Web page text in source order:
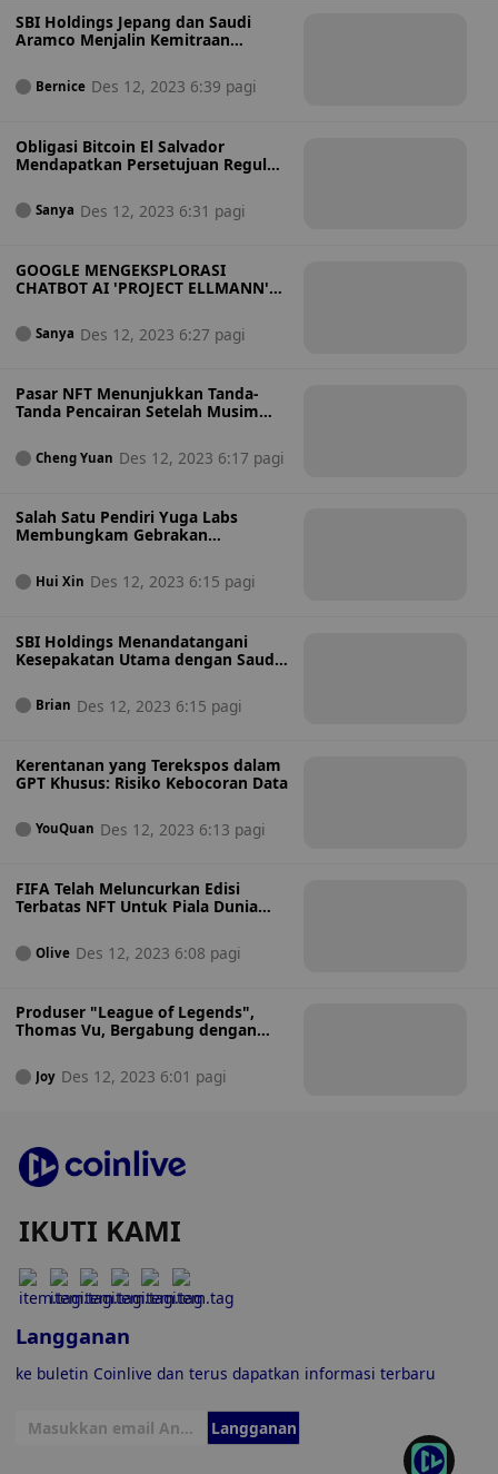
SBI Holdings Jepang dan Saudi
Aramco Menjalin Kemitraan
Bernice Des 12, 2023 6:39 pagi
Obligasi Bitcoin El Salvador
Mendapatkan Persetujuan Regulasi
Sanya Des 12, 2023 6:31 pagi
GOOGLE MENGEKSPLORASI
CHATBOT AI 'PROJECT ELLMANN'
Sanya Des 12, 2023 6:27 pagi
Pasar NFT Menunjukkan Tanda-
Tanda Pencairan Setelah Musim
Cheng Yuan Des 12, 2023 6:17 pagi
Salah Satu Pendiri Yuga Labs
Membungkam Gebrakan
ganjing Kesehatan
Hui Xin Des 12, 2023 6:15 pagi
SBI Holdings Menandatangani
Kesepakatan Utama dengan Saudi
Brian Des 12, 2023 6:15 pagi
Kerentanan yang Terekspos dalam
GPT Khusus: Risiko Kebocoran Data
YouQuan Des 12, 2023 6:13 pagi
FIFA Telah Meluncurkan Edisi
Terbatas NFT Untuk Piala Dunia
Olive Des 12, 2023 6:08 pagi
Produser "League of Legends",
Thomas Vu, Bergabung dengan
Metaverse
Joy Des 12, 2023 6:01 pagi
IKUTI KAMI
Langganan
ke buletin Coinlive dan terus dapatkan informasi terbaru
Langganan